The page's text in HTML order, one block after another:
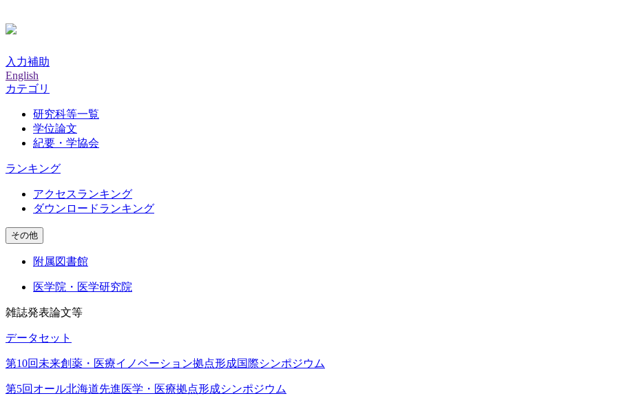
入力補助
English
カテゴリ
研究科等一覧
学位論文
紀要・学協会
ランキング
アクセスランキング
ダウンロードランキング
その他
附属図書館
医学院・医学研究院
雑誌発表論文等
データセット
第10回未来創薬・医療イノベーション拠点形成国際シンポジウム
第5回オール北海道先進医学・医療拠点形成シンポジウム